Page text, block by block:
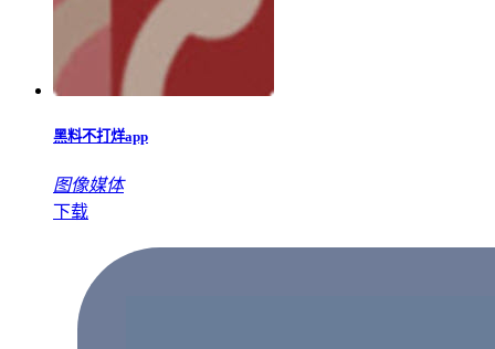
黑料不打烊app
图像媒体
下载